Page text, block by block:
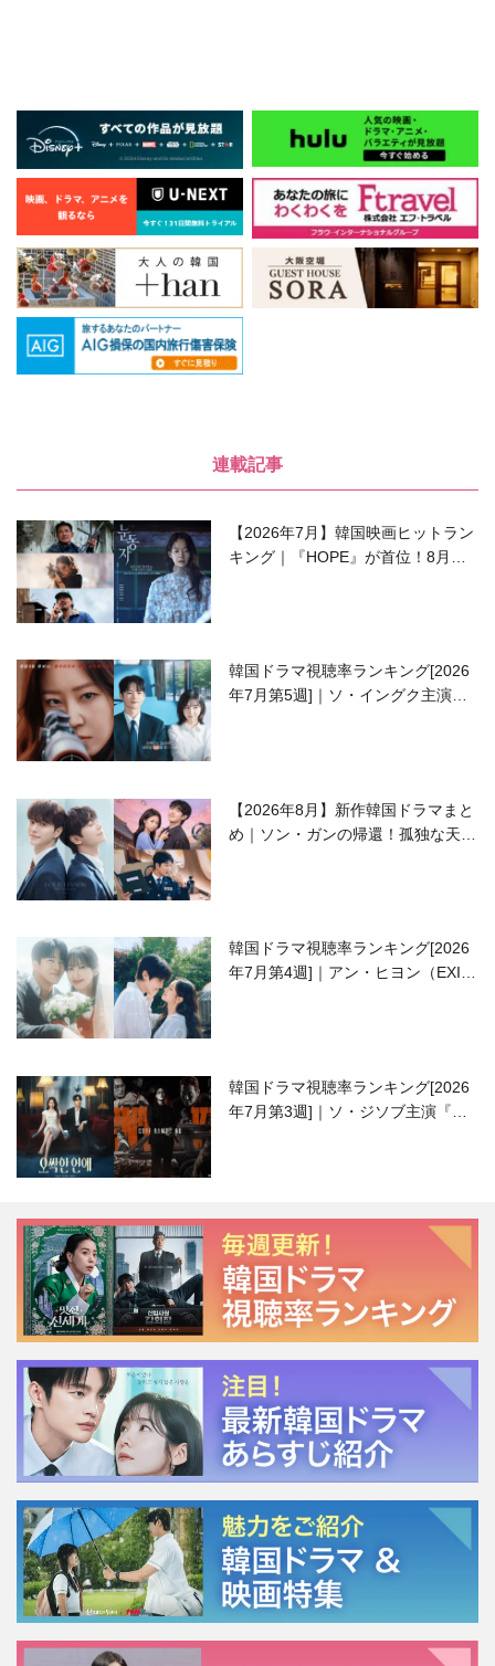
連載記事
【2026年7月】韓国映画ヒットラン
キング｜『HOPE』が首位！8月公
韓国ドラマ視聴率ランキング[2026
年7月第5週]｜ソ・イングク主演の
【2026年8月】新作韓国ドラマまと
め｜ソン・ガンの帰還！孤独な天才
韓国ドラマ視聴率ランキング[2026
年7月第4週]｜アン・ヒヨン（EXID
韓国ドラマ視聴率ランキング[2026
年7月第3週]｜ソ・ジソブ主演『エ